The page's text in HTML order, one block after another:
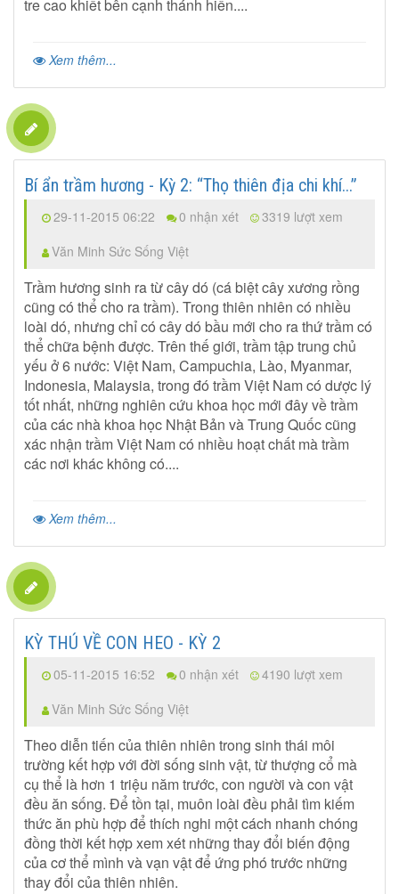
tre cao khiết bên cạnh thánh hiền....
Xem thêm...
Bí ẩn trầm hương - Kỳ 2: “Thọ thiên địa chi khí...”
29-11-2015 06:22 0 nhận xét
3319 lượt xem
Văn Minh Sức Sống Việt
Trầm hương sinh ra từ cây dó (cá biệt cây xương rồng
cũng có thể cho ra trầm). Trong thiên nhiên có nhiều
loài dó, nhưng chỉ có cây dó bầu mới cho ra thứ trầm có
thể chữa bệnh được. Trên thế giới, trầm tập trung chủ
yếu ở 6 nước: Việt Nam, Campuchia, Lào, Myanmar,
Indonesia, Malaysia, trong đó trầm Việt Nam có dược lý
tốt nhất, những nghiên cứu khoa học mới đây về trầm
của các nhà khoa học Nhật Bản và Trung Quốc cũng
xác nhận trầm Việt Nam có nhiều hoạt chất mà trầm
các nơi khác không có....
Xem thêm...
KỲ THÚ VỀ CON HEO - KỲ 2
05-11-2015 16:52 0 nhận xét
4190 lượt xem
Văn Minh Sức Sống Việt
Theo diễn tiến của thiên nhiên trong sinh thái môi
trường kết hợp với đời sống sinh vật, từ thượng cổ mà
cụ thể là hơn 1 triệu năm trước, con người và con vật
đều ăn sống. Để tồn tại, muôn loài đều phải tìm kiếm
thức ăn phù hợp để thích nghi một cách nhanh chóng
đồng thời kết hợp xem xét những thay đổi biến động
của cơ thể mình và vạn vật để ứng phó trước những
thay đổi của thiên nhiên.